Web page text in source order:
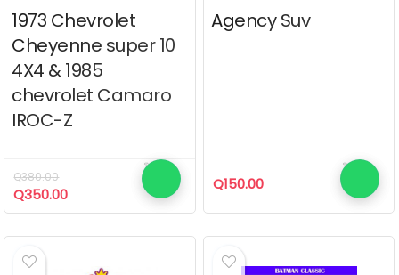
1973 Chevrolet
Cheyenne super 10
4X4 & 1985
chevrolet Camaro
IROC-Z
Q380.00
El
precio
Q380.00.
Q350.00El
precio
Q350.00.
Agency Suv
Q150.00